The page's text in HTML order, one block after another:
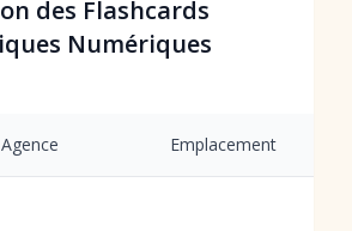
des Flashcards
Numériques
Agence Emplacement